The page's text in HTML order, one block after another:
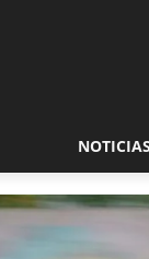
NOTICIAS